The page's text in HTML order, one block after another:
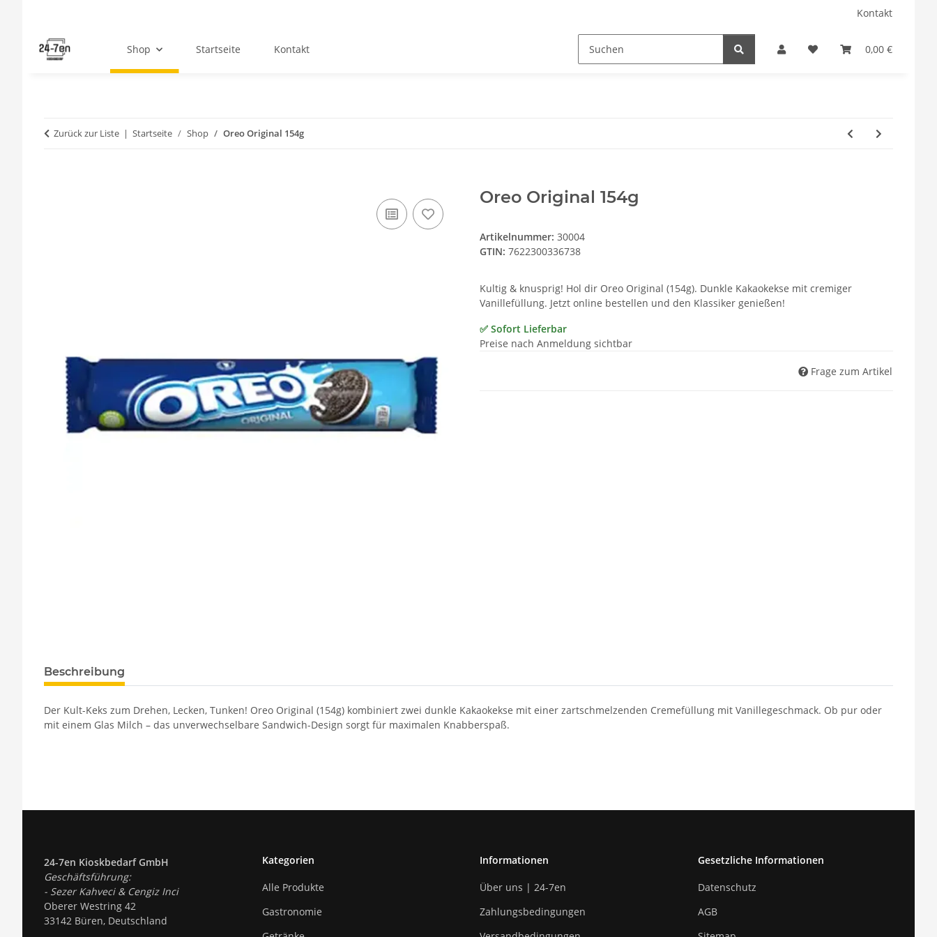
Kontakt
0,00 €
Shop Startseite Kontakt
Zurück zur Liste Startseite Shop Oreo Original 154g
Oreo Original 154g
Artikelnummer: 30004
GTIN: 7622300336738
Kultig & knusprig! Hol dir Oreo Original (154g). Dunkle Kakaokekse mit cremiger
Vanillefüllung. Jetzt online bestellen und den Klassiker genießen!
✅ Sofort Lieferbar
Preise nach Anmeldung sichtbar
Frage zum Artikel
Beschreibung
Der Kult-Keks zum Drehen, Lecken, Tunken! Oreo Original (154g) kombiniert zwei dunkle Kakaokekse mit einer zartschmelzenden Cremefüllung mit Vanillegeschmack. Ob pur oder
mit einem Glas Milch – das unverwechselbare Sandwich-Design sorgt für maximalen Knabberspaß.
24-7en Kioskbedarf GmbH
Geschäftsführung:
- Sezer Kahveci & Cengiz Inci
Oberer Westring 42
33142 Büren, Deutschland
Kategorien
Alle Produkte
Gastronomie
Informationen
Über uns | 24-7en
Zahlungsbedingungen
Gesetzliche Informationen
Datenschutz
AGB